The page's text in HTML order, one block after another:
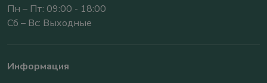
Пн – Пт: 09:00 - 18:00
Сб – Вс: Выходные
Информация